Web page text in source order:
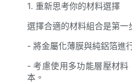
1. 重新思考你的材料選擇
選擇合適的材料組合是第一
- 將金屬化薄膜與純鋁箔進
- 考慮使用多功能層壓材
本。